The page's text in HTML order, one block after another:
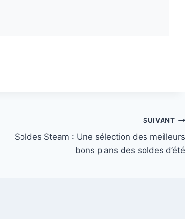
SUIVANT
Soldes Steam : Une sélection des meilleurs
bons plans des soldes d’été